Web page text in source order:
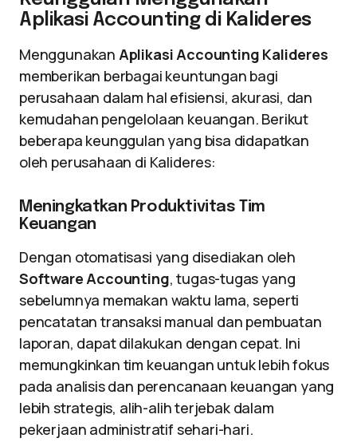
Aplikasi Accounting di Kalideres
Menggunakan Aplikasi Accounting Kalideres
memberikan berbagai keuntungan bagi
perusahaan dalam hal efisiensi, akurasi, dan
kemudahan pengelolaan keuangan. Berikut
beberapa keunggulan yang bisa didapatkan
oleh perusahaan di Kalideres:
Meningkatkan Produktivitas Tim
Keuangan
Dengan otomatisasi yang disediakan oleh
Software Accounting, tugas-tugas yang
sebelumnya memakan waktu lama, seperti
pencatatan transaksi manual dan pembuatan
laporan, dapat dilakukan dengan cepat. Ini
memungkinkan tim keuangan untuk lebih fokus
pada analisis dan perencanaan keuangan yang
lebih strategis, alih-alih terjebak dalam
pekerjaan administratif sehari-hari.